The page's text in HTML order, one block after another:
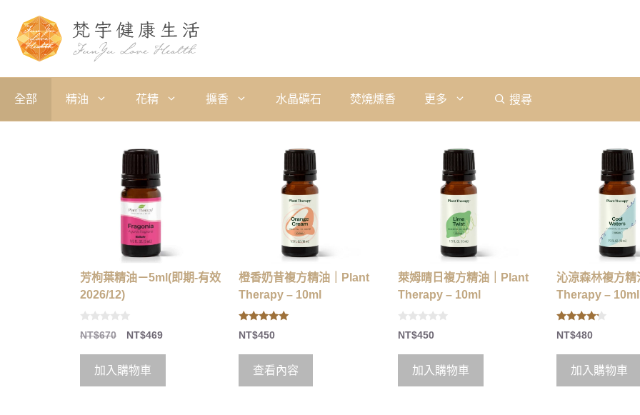
全部 精油 花精 擴香 水晶礦石 焚燒燻香 更多 搜尋
芳枸葉精油－5ml(即期-有效
2026/12)
0
o
t
5
NT$670 NT$469
加入購物車
橙香奶昔複方精油｜Plant
Therapy – 10ml
5.00
out of 5
NT$450
查看內容
萊姆晴日複方精油｜Plant
Therapy – 10ml
0
o
t
5
NT$450
加入購物車
沁涼森林複方
Therapy – 10ml
4.00
out of 5
NT$480
加入購物車